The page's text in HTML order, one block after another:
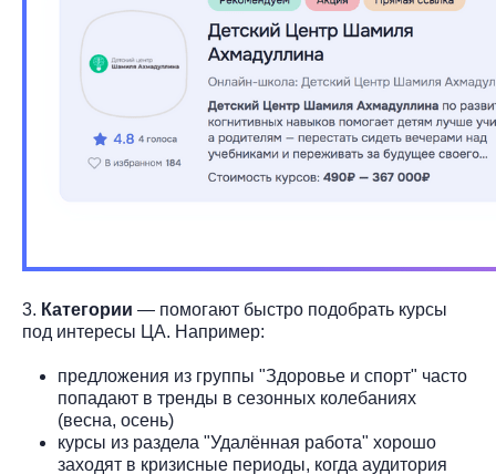
3. Категории — помогают быстро подобрать курсы
под интересы ЦА. Например:
предложения из группы "Здоровье и спорт" часто
попадают в тренды в сезонных колебаниях
(весна, осень)
курсы из раздела "Удалённая работа" хорошо
заходят в кризисные периоды, когда аудитория